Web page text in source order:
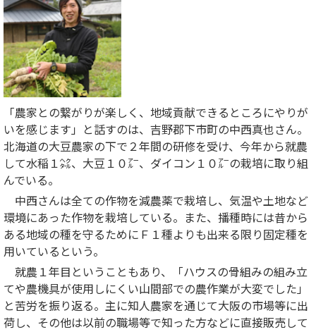
「農家との繋がりが楽しく、地域貢献できるところにやりが
いを感じます」と話すのは、吉野郡下市町の中西真也さん。
北海道の大豆農家の下で２年間の研修を受け、今年から就農
して水稲１㌶、大豆１０㌃、ダイコン１０㌃の栽培に取り組
んでいる。
中西さんは全ての作物を減農薬で栽培し、気温や土地など
環境にあった作物を栽培している。また、播種時には昔から
ある地域の種を守るためにＦ１種よりも出来る限り固定種を
用いているという。
就農１年目ということもあり、「ハウスの骨組みの組み立
てや農機具が使用しにくい山間部での農作業が大変でした」
と苦労を振り返る。主に知人農家を通じて大阪の市場等に出
荷し、その他は以前の職場等で知った方などに直接販売して